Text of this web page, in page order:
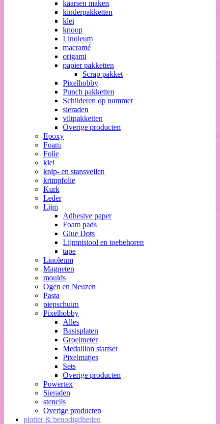
kaarsen maken
kinderpakketten
klei
knoop
Linoleum
macramé
origami
papier pakketten
Scrap pakket
Pixelhobby
Punch pakketten
Schilderen op nummer
sieraden
viltpakketten
Overige producten
Epoxy
Foam
Folie
klei
knip- en stansvellen
krimpfolie
Kurk
Leder
Lijm
Adhesive paper
Foam pads
Glue Dots
Lijmpistool en toebehoren
tape
Linoleum
Magneten
moulds
Ogen en Neuzen
Pasta
piepschuim
Pixelhobby
Alles
Basisplaten
Groeimeter
Medaillon startset
Pixelmatjes
Sets
Overige producten
Powertex
Sieraden
stencils
Overige producten
plotter & benodigdheden